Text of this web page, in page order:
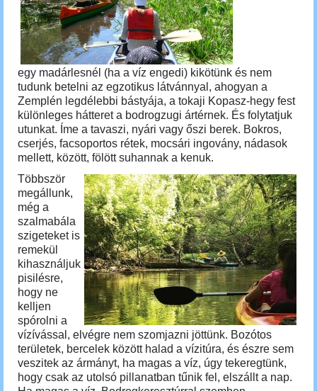
egy madárlesnél (ha a víz engedi) kikötünk és nem
tudunk betelni az egzotikus látvánnyal, ahogyan a
Zemplén legdélebbi bástyája, a tokaji Kopasz-hegy fest
különleges hátteret a bodrogzugi ártérnek. És folytatjuk
utunkat. Íme a tavaszi, nyári vagy őszi berek. Bokros,
cserjés, facsoportos rétek, mocsári ingovány, nádasok
mellett, között, fölött suhannak a kenuk.
Többször
megállunk,
még a
szalmabála
szigeteket is
remekül
kihasználjuk
pisilésre,
hogy ne
kelljen
spórolni a
vízívással, elvégre nem szomjazni jöttünk. Bozótos
területek, bercelek között halad a vízitúra, és észre sem
veszitek az ármányt, ha magas a víz, úgy tekeregtünk,
hogy csak az utolsó pillanatban tűnik fel, elszállt a nap.